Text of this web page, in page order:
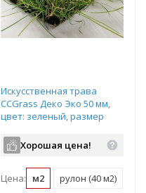
Искусственная трава
CCGrass Деко Эко 50 мм,
цвет: зеленый, размер
резка)Хорошая цена!
Цена: м2 рулон (40 м2)